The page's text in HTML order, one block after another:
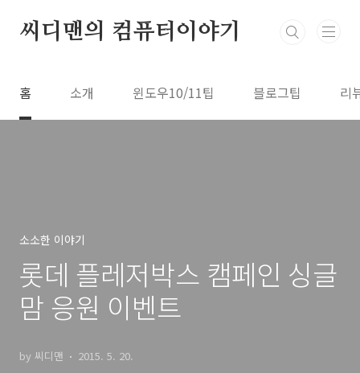
씨디맨의 컴퓨터이야기
홈 소개 윈도우10/11팁 블로그팁 리
소소한 이야기
롯데 플레저박스 캠페인 싱글
맘 응원 이벤트
by 씨디맨 2015. 5. 20.